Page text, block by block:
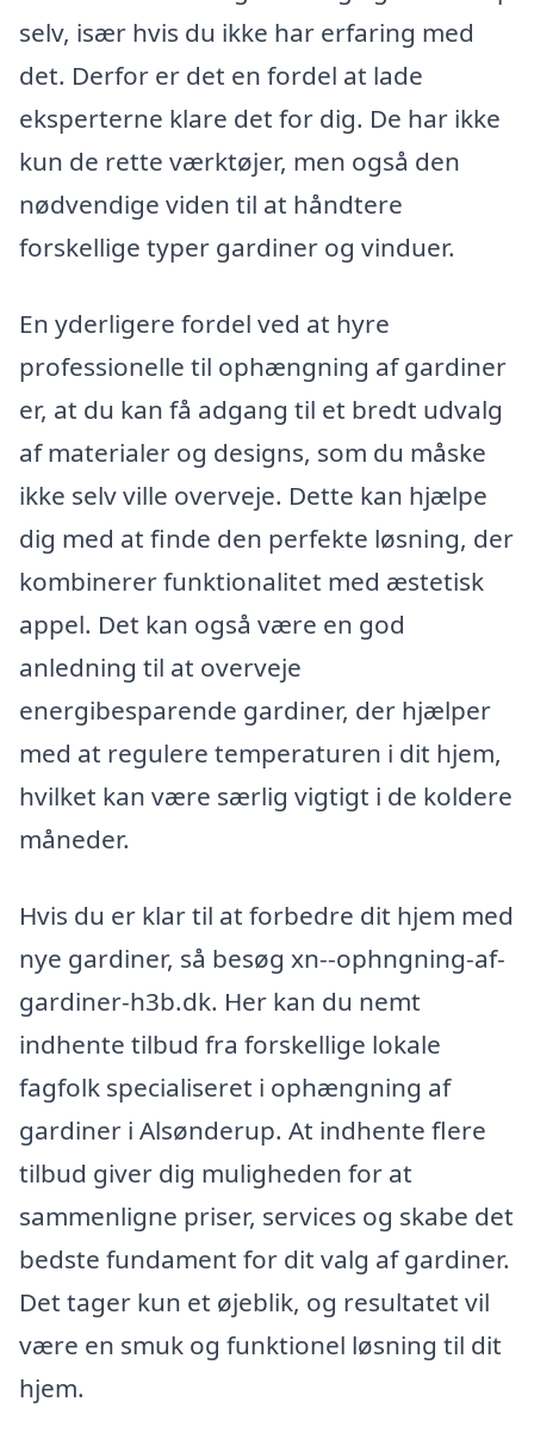
selv, især hvis du ikke har erfaring med
det. Derfor er det en fordel at lade
eksperterne klare det for dig. De har ikke
kun de rette værktøjer, men også den
nødvendige viden til at håndtere
forskellige typer gardiner og vinduer.
En yderligere fordel ved at hyre
professionelle til ophængning af gardiner
er, at du kan få adgang til et bredt udvalg
af materialer og designs, som du måske
ikke selv ville overveje. Dette kan hjælpe
dig med at finde den perfekte løsning, der
kombinerer funktionalitet med æstetisk
appel. Det kan også være en god
anledning til at overveje
energibesparende gardiner, der hjælper
med at regulere temperaturen i dit hjem,
hvilket kan være særlig vigtigt i de koldere
måneder.
Hvis du er klar til at forbedre dit hjem med
nye gardiner, så besøg xn--ophngning-af-
gardiner-h3b.dk. Her kan du nemt
indhente tilbud fra forskellige lokale
fagfolk specialiseret i ophængning af
gardiner i Alsønderup. At indhente flere
tilbud giver dig muligheden for at
sammenligne priser, services og skabe det
bedste fundament for dit valg af gardiner.
Det tager kun et øjeblik, og resultatet vil
være en smuk og funktionel løsning til dit
hjem.